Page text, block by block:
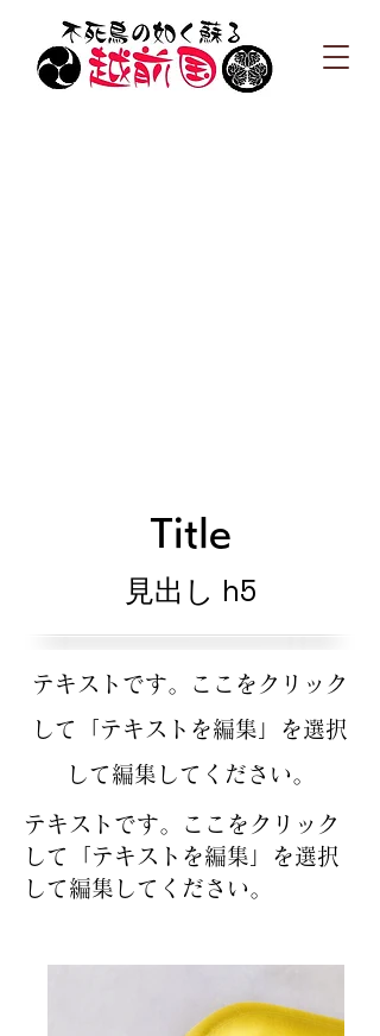
Title
見出し h5
テキストです。ここをクリック
して「テキストを編集」を選択
して編集してください。
テキストです。ここをクリック
して「テキストを編集」を選択
して編集してください。